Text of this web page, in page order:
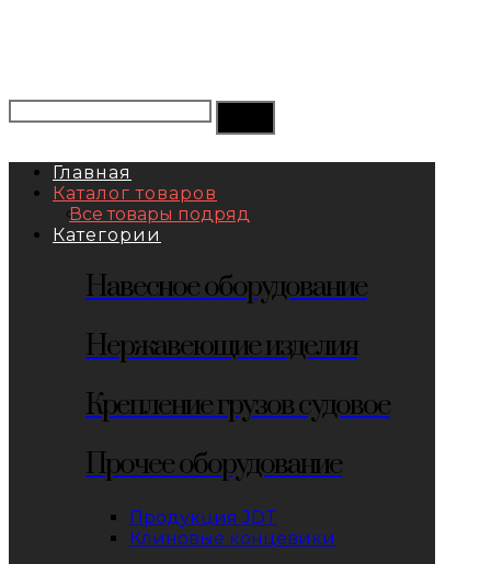
Главная
Каталог товаров
Все товары подряд
Категории
Навесное оборудование
Нержавеющие изделия
Крепление грузов судовое
Прочее оборудование
Продукция JDT
Клиновые концевики